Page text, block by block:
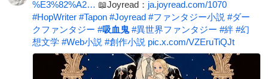
%E3%82%A2… 📖Joyread： ja.joyread.com/1070
#HopWriter #Tapon #Joyread #ファンタジー小説 #ダー
クファンタジー #吸血鬼 #異世界ファンタジー #絆 #幻
想文学 #Web小説 #創作小説 pic.x.com/VZEruTiQJt